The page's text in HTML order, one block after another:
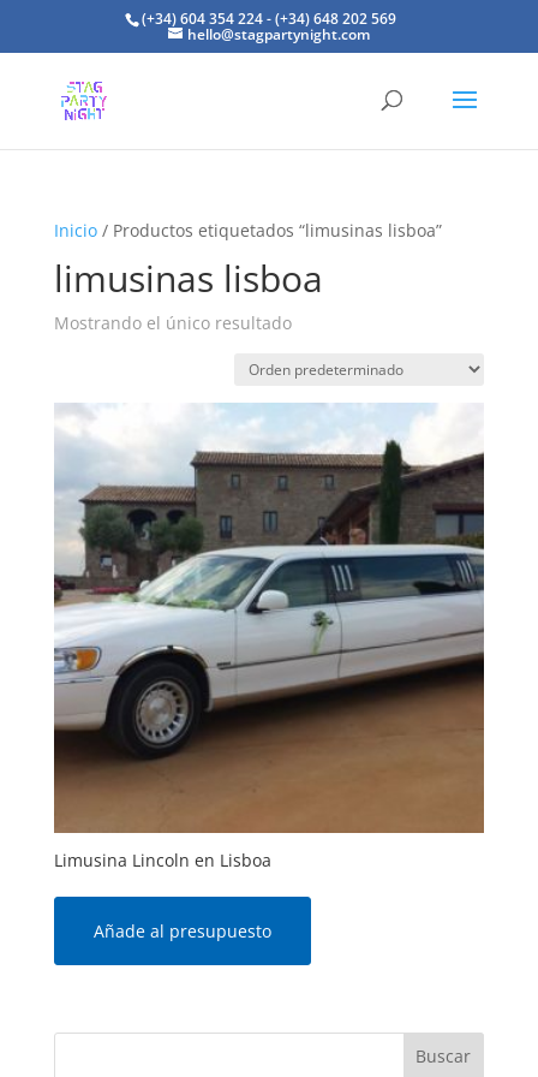
(+34) 604 354 224 - (+34) 648 202 569
hello@stagpartynight.com
Inicio/ Productos etiquetados “limusinas lisboa”
limusinas lisboa
Mostrando el único resultado
Limusina Lincoln en Lisboa
Añade al presupuesto